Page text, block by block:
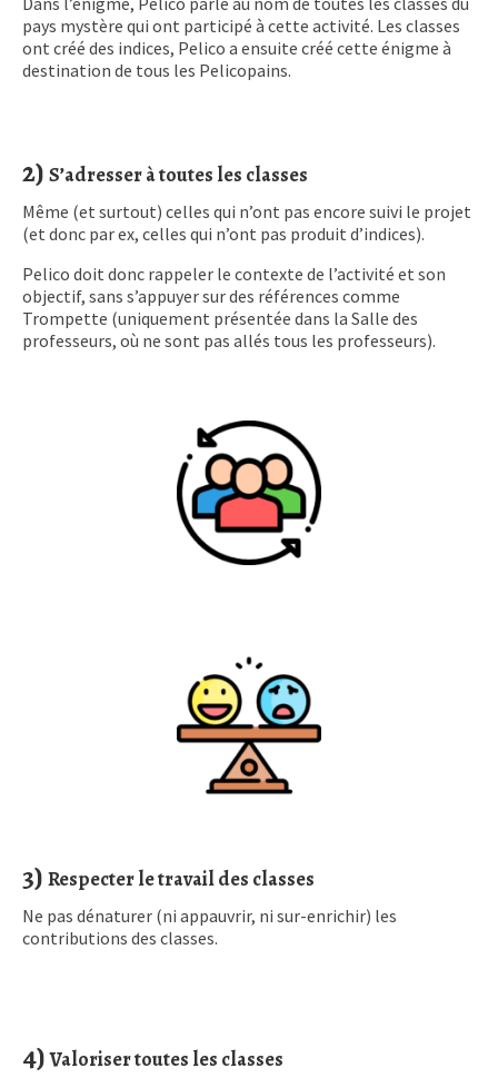
pays mystère qui ont participé à cette activité. Les classes
ont créé des indices, Pelico a ensuite créé cette énigme à
destination de tous les Pelicopains.
2) S’adresser à toutes les classes
Même (et surtout) celles qui n’ont pas encore suivi le projet
(et donc par ex, celles qui n’ont pas produit d’indices).
Pelico doit donc rappeler le contexte de l’activité et son
objectif, sans s’appuyer sur des références comme
Trompette (uniquement présentée dans la Salle des
professeurs, où ne sont pas allés tous les professeurs).
3) Respecter le travail des classes
Ne pas dénaturer (ni appauvrir, ni sur-enrichir) les
contributions des classes.
4)Valoriser toutes les classes